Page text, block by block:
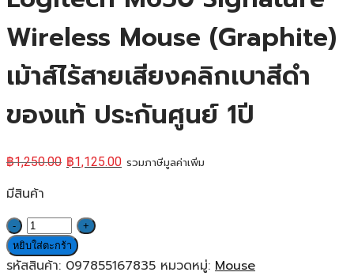
Wireless Mouse (Graphite)
เม้าส์ไร้สายเสียงคลิกเบาสีดำ
ของแท้ ประกันศูนย์ 1ปี
฿1,250.00 ฿1,125.00 รวมภาษีมูลค่าเพิ่ม
มีสินค้า
จำนวน
Logitech
M650
หยิบใส่ตะกร้า
รหัสสินค้า: 097855167835 หมวดหมู่: Mouse